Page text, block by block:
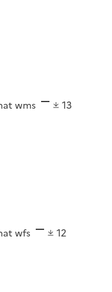
wms
13
wfs
12